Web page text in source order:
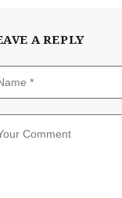
A REPLY